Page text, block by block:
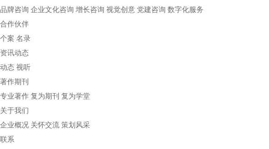
品牌咨询 企业文化咨询 增长咨询 视觉创意 党建咨询 数字化服务
合作伙伴
个案 名录
资讯动态
动态 视听
著作期刊
专业著作 复为期刊 复为学堂
关于我们
企业概况 关怀交流 策划风采
联系